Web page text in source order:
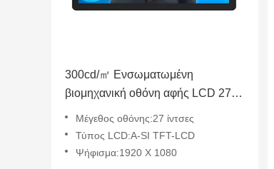
300cd/㎡ Ενσωματωμένη
βιομηχανική οθόνη αφής LCD 27
αφής
Μέγεθος οθόνης:27 ίντσες
Τύπος LCD:A-SI TFT-LCD
Ψήφισμα:1920 X 1080